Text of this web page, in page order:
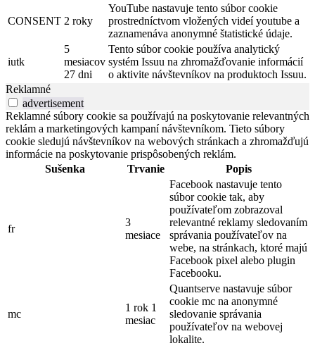
CONSENT 2 roky
YouTube nastavuje tento súbor cookie
prostredníctvom vložených videí youtube a
zaznamenáva anonymné štatistické údaje.
iutk
5
mesiacov
27 dni
Tento súbor cookie používa analytický
systém Issuu na zhromažďovanie informácií
o aktivite návštevníkov na produktoch Issuu.
Reklamné
advertisement
Reklamné súbory cookie sa používajú na poskytovanie relevantných
reklám a marketingových kampaní návštevníkom. Tieto súbory
cookie sledujú návštevníkov na webových stránkach a zhromažďujú
informácie na poskytovanie prispôsobených reklám.
Sušenka
Trvanie Popis
fr
3
mesiace
Facebook nastavuje tento
súbor cookie tak, aby
používateľom zobrazoval
relevantné reklamy sledovaním
správania používateľov na
webe, na stránkach, ktoré majú
Facebook pixel alebo plugin
Facebooku.
mc
1 rok 1
mesiac
Quantserve nastavuje súbor
cookie mc na anonymné
sledovanie správania
používateľov na webovej
lokalite.